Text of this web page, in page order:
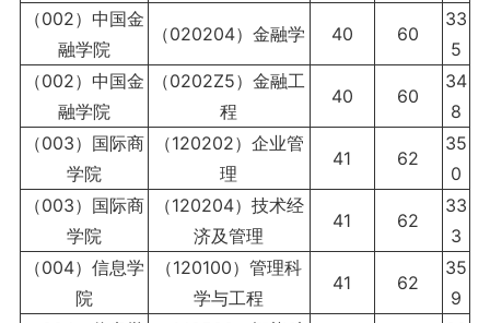
（002）中国金
融学院
（020204）金融学 40 60
33
5
（002）中国金
融学院
（0202Z5）金融工
程
40 60
34
8
（003）国际商
学院
（120202）企业管
理
41 62
35
0
（003）国际商
学院
（120204）技术经
济及管理
41 62
33
3
（004）信息学
院
（120100）管理科
学与工程
41 62
35
9